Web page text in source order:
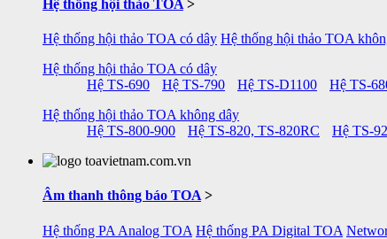
Hệ thống hội thảo TOA >
Hệ thống hội thảo TOA có dây Hệ thống hội thảo TOA
Hệ thống hội thảo TOA có dây
Hệ TS-690
Hệ TS-790 Hệ TS-D1100
Hệ TS-
Hệ thống hội thảo TOA không dây
Hệ TS-800-900
Hệ TS-820, TS-820RC Hệ TS-
Âm thanh thông báo TOA >
Hệ thống PA Analog TOA Hệ thống PA Digital TOA